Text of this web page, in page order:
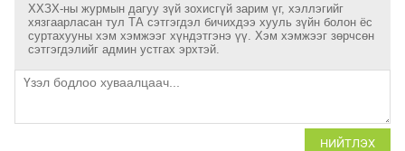
ХХЗХ-ны журмын дагуу зүй зохисгүй зарим үг, хэллэгийг
хязгаарласан тул ТА сэтгэгдэл бичихдээ хууль зүйн болон ёс
суртахууны хэм хэмжээг хүндэтгэнэ үү. Хэм хэмжээг зөрчсөн
сэтгэгдэлийг админ устгах эрхтэй.
НИЙТЛЭХ